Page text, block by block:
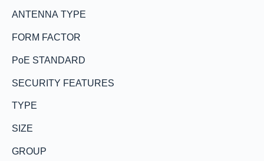
ANTENNA TYPE
FORM FACTOR
PoE STANDARD
SECURITY FEATURES
TYPE
SIZE
GROUP